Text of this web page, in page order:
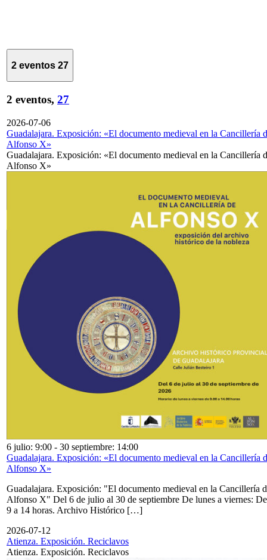
2 eventos 27
2 eventos, 27
2026-07-06
Guadalajara. Exposición: «El documento medieval en la Cancillería
Alfonso X»
Guadalajara. Exposición: «El documento medieval en la Cancillería
Alfonso X»
6 julio: 9:00 - 30 septiembre: 14:00
Guadalajara. Exposición: «El documento medieval en la Cancillería
Alfonso X»
Guadalajara. Exposición: "El documento medieval en la Cancillería
Alfonso X" Del 6 de julio al 30 de septiembre De lunes a viernes: De
9 a 14 horas. Archivo Histórico […]
2026-07-12
Atienza. Exposición. Reciclavos
Atienza. Exposición. Reciclavos